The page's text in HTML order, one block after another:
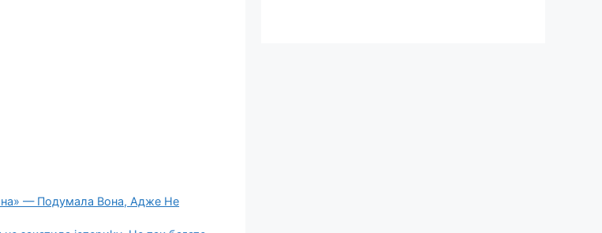
— Подумала Вона, Адже Не